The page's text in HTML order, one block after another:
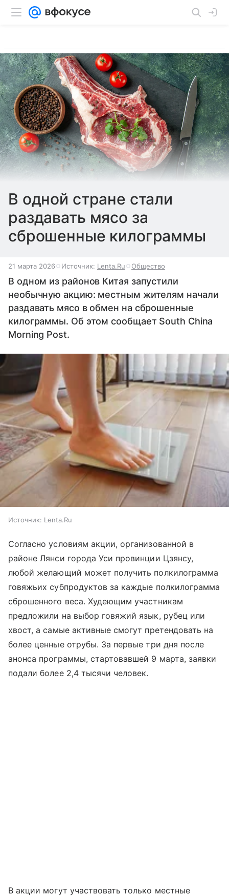
В одной стране стали
раздавать мясо за
сброшенные килограммы
21 марта 2026 Источник: Lenta.Ru Общество
В одном из районов Китая запустили
необычную акцию: местным жителям начали
раздавать мясо в обмен на сброшенные
килограммы. Об этом сообщает South China
Morning Post.
Источник: Lenta.Ru
Согласно условиям акции, организованной в
районе Лянси города Уси провинции Цзянсу,
любой желающий может получить полкилограмма
говяжьих субпродуктов за каждые полкилограмма
сброшенного веса. Худеющим участникам
предложили на выбор говяжий язык, рубец или
хвост, а самые активные смогут претендовать на
более ценные отрубы. За первые три дня после
анонса программы, стартовавшей 9 марта, заявки
подали более 2,4 тысячи человек.
В акции могут участвовать только местные